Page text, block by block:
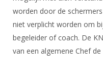
worden door de
niet verplicht worden om
begeleider of coach. De
van een algemene Chef